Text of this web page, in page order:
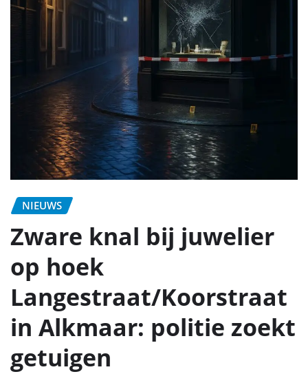
NIEUWS
Zware knal bij juwelier
op hoek
Langestraat/Koorstraat
in Alkmaar: politie zoekt
getuigen